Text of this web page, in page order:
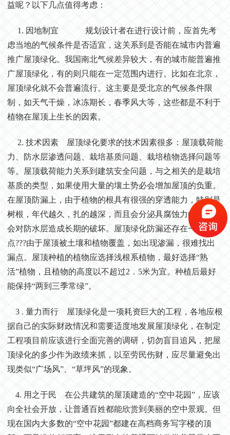
益呢？以下几点值得考虑：
1. 因地制宜 规划设计者在进行设计前，应首先考
虑当地的气候条件是否适宜，这关系到是否能在城市内普遍
推广屋顶绿化。我国南北气候差异较大，有的城市能普遍推
广屋顶绿化，有的则只能在一定范围内进行。比如在北京，
屋顶绿化就不会普遍流行。这主要是受北京的气候条件限
制，如天气干燥，冰冻期长，春季风大等，这些都是不利于
植物在屋顶上生长的因素。
2. 技术因素 屋顶绿化要求的技术因素很多：屋顶载荷能
力、防水层渗透问题、栽培基质问题、栽培植物选择问题等
等。屋顶载荷能力关系到建筑安全问题，与之相关的是栽培
基质的类型，如果使用大量的壤土势必会增加屋顶的负重。
在屋顶防漏上，由于植物的根具有很强的穿透能力，特别是
树根，年代越久，扎的越深，而且会分泌具腐蚀力的液汁，
会对防水层造成长期的破坏。屋顶绿化防漏还存在一个难
点???由于屋顶被土壤和植物覆盖，如出现渗漏，很难找出
漏点。屋顶种植的植物应选择浅根系植物，最好选择“熟
活”植物，且植物的高度以不超过2．5米为宜。种植后最好
能保持“两到三季常绿”。
3 . 量力而行 屋顶绿化是一项耗资巨大的工程，各地应根
据自己的实际财政情况和需要适度地发展屋顶绿化，在制定
工程项目前应该进行全面完善的调研，切勿盲目追风，把屋
顶绿化的多少作为政绩来抓，以至劳民伤财，应尽量避免出
现类似“广场风”、“草坪风”的现象。
4. 用之于民 在公共建筑的屋顶建造的“空中花园”，应该
向全社会开放，让普通百姓都能欣赏到美丽的空中景观。但
现在国内大多数的“空中花园”都建在高档商务写字楼的顶